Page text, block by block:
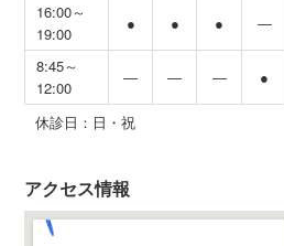
16:00～
19:00
● ● ● ―
8:45～
12:00
― ― ― ●
休診日：日・祝
アクセス情報